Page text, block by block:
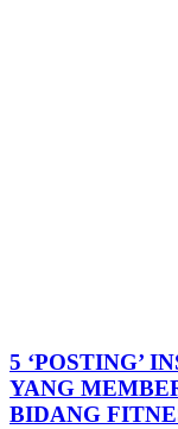
5 ‘POSTING’
YANG
BIDANG